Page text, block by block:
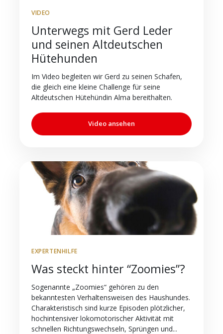
VIDEO
Unterwegs mit Gerd Leder
und seinen Altdeutschen
Hütehunden
Im Video begleiten wir Gerd zu seinen Schafen,
die gleich eine kleine Challenge für seine
Altdeutschen Hütehündin Alma bereithalten.
Video ansehen
EXPERTENHILFE
Was steckt hinter “Zoomies”?
Sogenannte „Zoomies“ gehören zu den
bekanntesten Verhaltensweisen des Haushundes.
Charakteristisch sind kurze Episoden plötzlicher,
hochintensiver lokomotorischer Aktivität mit
schnellen Richtungswechseln, Sprüngen und...